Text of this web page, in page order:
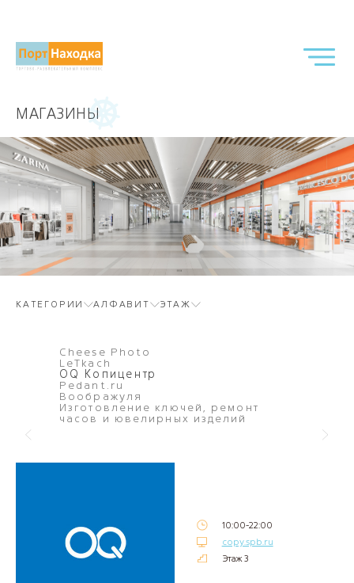
МАГАЗИНЫ
КАТЕГОРИИ АЛФАВИТ ЭТАЖ
Cheese Photo
LeTkach
OQ Копицентр
Pedant.ru
Воображуля
Изготовление ключей, ремонт
часов и ювелирных изделий
10:00-22:00
copy.spb.ru
Этаж 3